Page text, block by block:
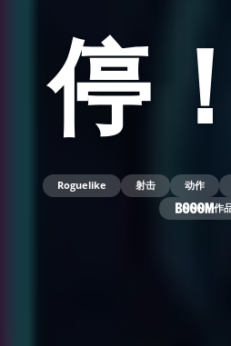
停
Roguelike 射击 动作
作